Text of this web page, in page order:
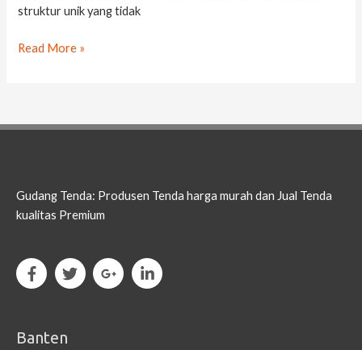
struktur unik yang tidak
Read More »
Gudang Tenda: Produsen Tenda harga murah dan Jual Tenda
kualitas Premium
Banten